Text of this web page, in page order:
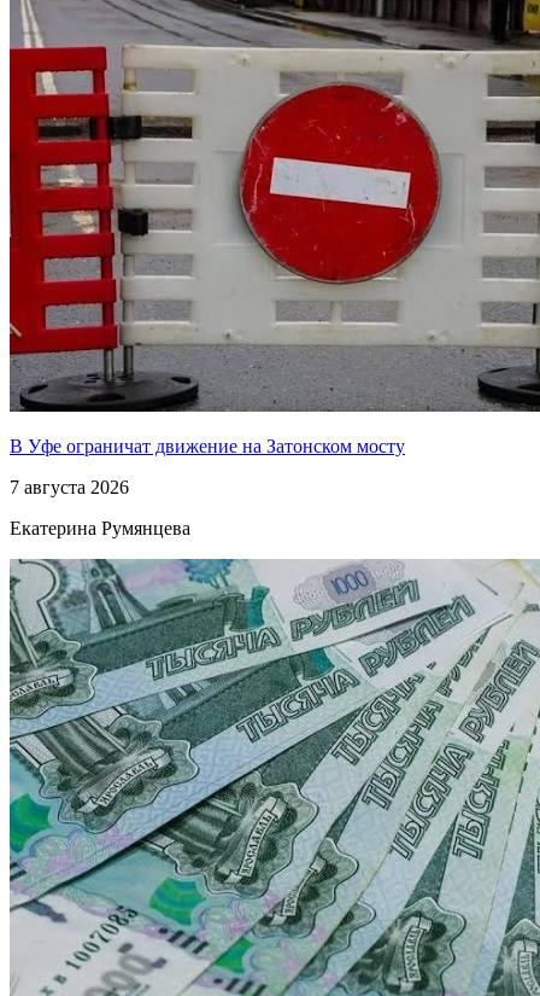
В Уфе ограничат движение на Затонском мосту
7 августа 2026
Екатерина Румянцева